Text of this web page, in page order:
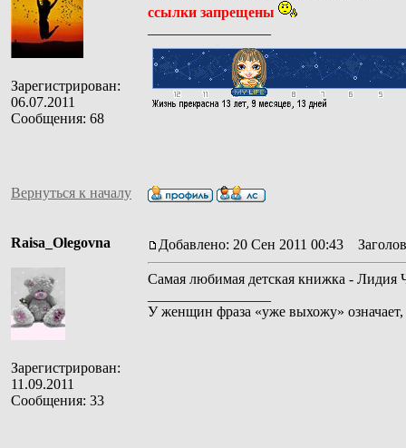
Зарегистрирован:
06.07.2011
Сообщения: 68
ссылки запрещены
Вернуться к началу
Raisa_Olegovna
Зарегистрирован:
11.09.2011
Сообщения: 33
Добавлено: 20 Сен 2011 00:43
Самая любимая детская книжка - Лидия
У женщин фраза «уже выхожу» означает,